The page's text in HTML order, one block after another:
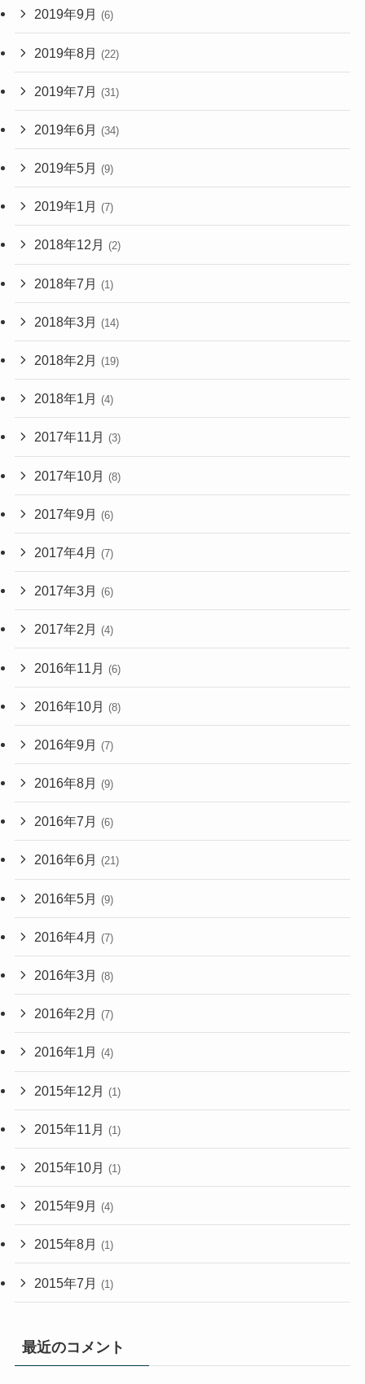
2019年9月 (6)
2019年8月 (22)
2019年7月 (31)
2019年6月 (34)
2019年5月 (9)
2019年1月 (7)
2018年12月 (2)
2018年7月 (1)
2018年3月 (14)
2018年2月 (19)
2018年1月 (4)
2017年11月 (3)
2017年10月 (8)
2017年9月 (6)
2017年4月 (7)
2017年3月 (6)
2017年2月 (4)
2016年11月 (6)
2016年10月 (8)
2016年9月 (7)
2016年8月 (9)
2016年7月 (6)
2016年6月 (21)
2016年5月 (9)
2016年4月 (7)
2016年3月 (8)
2016年2月 (7)
2016年1月 (4)
2015年12月 (1)
2015年11月 (1)
2015年10月 (1)
2015年9月 (4)
2015年8月 (1)
2015年7月 (1)
最近のコメント